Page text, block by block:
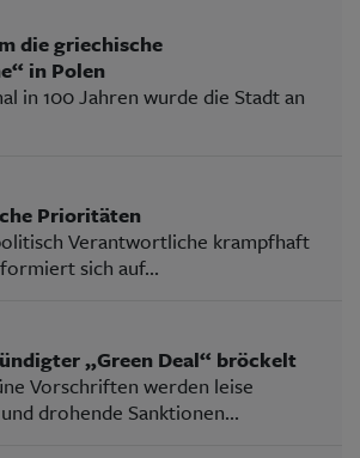
die griechische
in Polen
in 100 Jahren wurde die Stadt an
Prioritäten
Verantwortliche krampfhaft
sich auf...
„Green Deal“ bröckelt
Vorschriften werden leise
drohende Sanktionen...